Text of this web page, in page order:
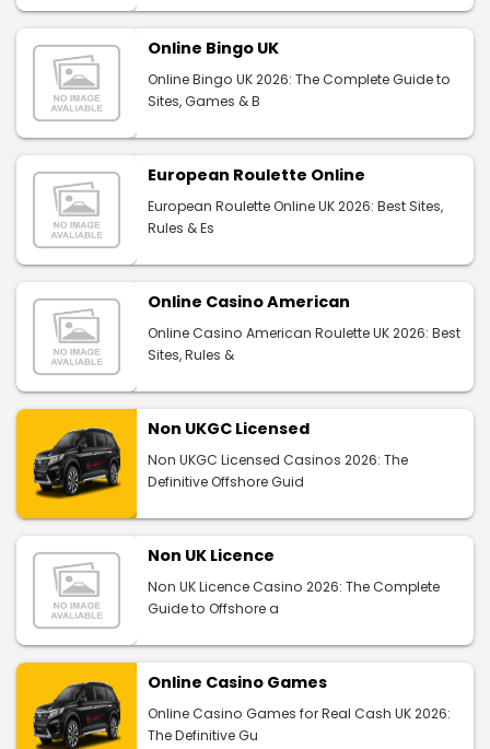
Online Bingo UK
Online Bingo UK 2026: The Complete Guide to
Sites, Games & B
European Roulette Online
European Roulette Online UK 2026: Best Sites,
Rules & Es
Online Casino American
Online Casino American Roulette UK 2026: Best
Sites, Rules &
Non UKGC Licensed
Non UKGC Licensed Casinos 2026: The
Definitive Offshore Guid
Non UK Licence
Non UK Licence Casino 2026: The Complete
Guide to Offshore a
Online Casino Games
Online Casino Games for Real Cash UK 2026:
The Definitive Gu